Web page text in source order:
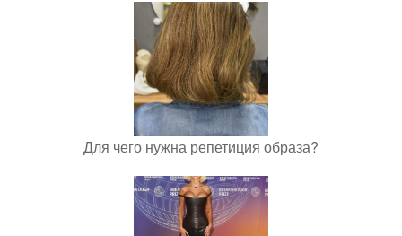
Для чего нужна репетиция образа?